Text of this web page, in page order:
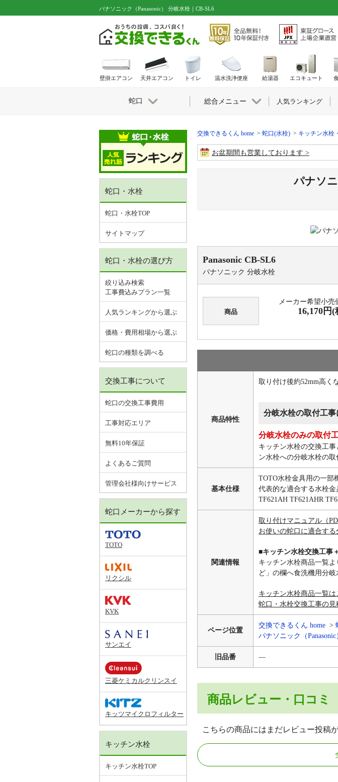
パナソニック（Panasonic） 分岐水栓｜CB-SL6
交換できるくん home 蛇口(水栓) キッチン水栓
お盆期間も営業しております
パナソ
Panasonic CB-SL6
パナソニック 分岐水栓
商品
メーカー希望小売
16,170円
商品特性
取り付け後約52mm高く
分岐水栓の取付工事
分岐水栓のみの取付
キッチン水栓の交換工
ン水栓への分岐水栓の
基本仕様
TOTO水栓金具用の一部
代表的な適合する水栓金
TF621AH TF621AHR
関連情報
取り付けマニュアル（
お使いの蛇口に適合す
■キッチン水栓交換工事
キッチン水栓商品一覧
ど」の欄へ食洗機用分岐
キッチン水栓商品一覧は
蛇口・水栓交換工事の
ページ位置
交換できるくん home
パナソニック（
旧品番 ―
商品レビュー・口コミ
こちらの商品にはまだレビュー投稿
蛇口・水栓
蛇口・水栓TOP
サイトマップ
蛇口・水栓の選び方
絞り込み検索
工事費込みプラン一覧
人気ランキングから選ぶ
価格・費用相場から選ぶ
蛇口の種類を調べる
交換工事について
蛇口の交換工事費用
工事対応エリア
無料10年保証
よくあるご質問
管理会社様向けサービス
蛇口メーカーから探す
TOTO
リクシル
KVK
サンエイ
三菱ケミカルクリンスイ
キッツマイクロフィルター
キッチン水栓
キッチン水栓TOP
壁掛エアコン 天井エアコン トイレ 温水洗浄便座 給湯器 エコキュート
蛇口 総合メニュー 人気ランキング